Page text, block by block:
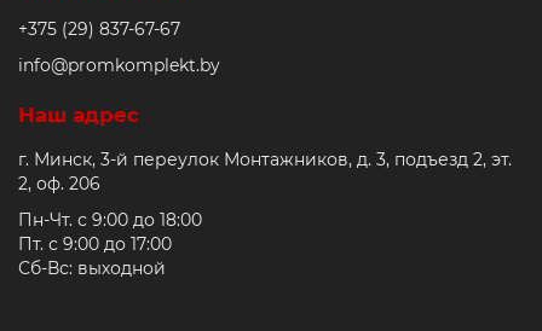
+375 (29) 837-67-67
info@promkomplekt.by
Наш адрес
г. Минск, 3-й переулок Монтажников, д. 3, подъезд 2, эт.
2, оф. 206
Пн-Чт. с 9:00 до 18:00
Пт. с 9:00 до 17:00
Сб-Вс: выходной